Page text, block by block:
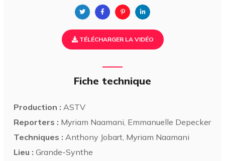
TÉLÉCHARGER LA VIDÉO
Fiche technique
Production : ASTV
Reporters : Myriam Naamani, Emmanuelle Depecker
Techniques : Anthony Jobart, Myriam Naamani
Lieu : Grande-Synthe